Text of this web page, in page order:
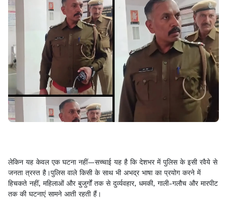
लेकिन यह केवल एक घटना नहीं—सच्चाई यह है कि देशभर में पुलिस के इसी रवैये से
जनता त्रस्त है।पुलिस वाले किसी के साथ भी अभद्र भाषा का प्रयोग करने में
हिचकते नहीं, महिलाओं और बुजुर्गों तक से दुर्व्यवहार, धमकी, गाली-गलौच और मारपीट
तक की घटनाएं सामने आती रहती हैं।